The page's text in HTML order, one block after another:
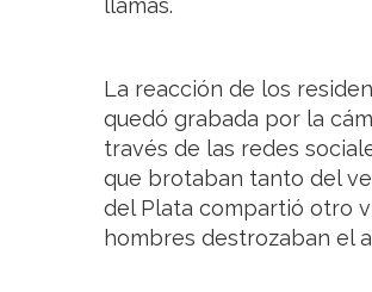
llamas.
La reacción de los
quedó grabada por la
través de las redes
que brotaban tanto del
del Plata compartió otro
hombres destrozaban el